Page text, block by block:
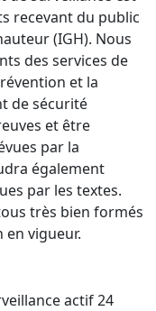
recevant du public
(IGH). Nous
des services de
et la
de sécurité
et être
par la
également
par les textes.
très bien formés
vigueur.
actif 24